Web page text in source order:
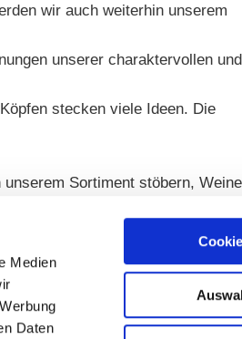
Medien
Daten
wir auch weiterhin unserem
unserer charaktervollen und
stecken viele Ideen. Die
Sortiment stöbern, Weine
zum Beispiel griechisches